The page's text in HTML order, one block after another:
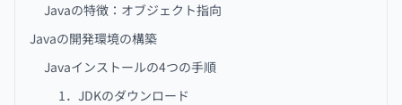
Javaの特徴：オブジェクト指向
Javaの開発環境の構築
Javaインストールの4つの手順
1．JDKのダウンロード